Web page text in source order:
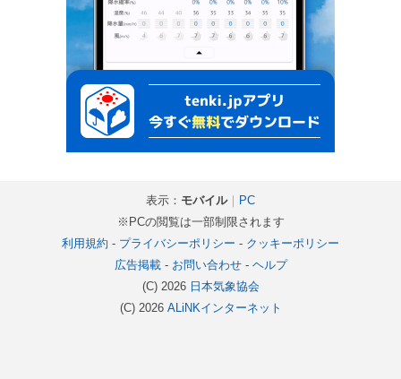
表示： モバイル｜ PC
※PCの閲覧は一部制限されます
利用規約 - プライバシーポリシー - クッキーポリシー
広告掲載- お問い合わせ- ヘルプ
(C) 2026 日本気象協会
(C) 2026 ALiNKインターネット